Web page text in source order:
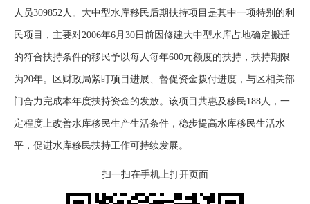
人员309852人。大中型水库移民后期扶持项目是其中一项特别的利
民项目，主要对2006年6月30日前因修建大中型水库占地确定搬迁
的符合扶持条件的移民予以每人每年600元额度的扶持，扶持期限
为20年。区财政局紧盯项目进展、督促资金拨付进度，与区相关部
门合力完成本年度扶持资金的发放。该项目共惠及移民188人，一
定程度上改善水库移民生产生活条件，稳步提高水库移民生活水
平，促进水库移民扶持工作可持续发展。
扫一扫在手机上打开页面